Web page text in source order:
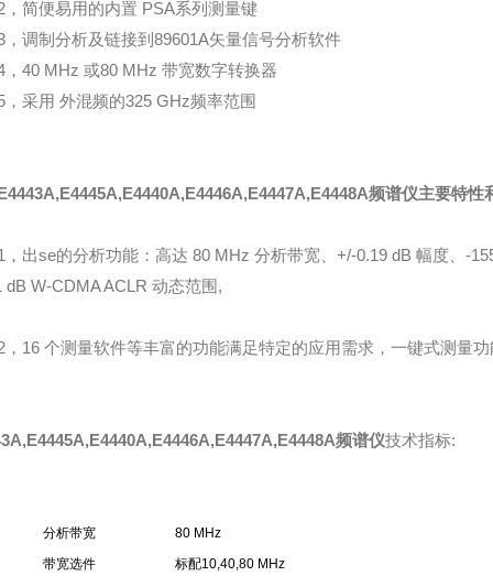
，简便易用的内置 PSA系列测量键
，调制分析及链接到89601A矢量信号分析软件
，40 MHz 或80 MHz 带宽数字转换器
，采用 外混频的325 GHz频率范围
频谱仪主要特性
，出se的分析功能：高达 80 MHz 分析带宽、+/-0.19 dB 幅度、-
dB W-CDMA ACLR 动态范围,
，16 个测量软件等丰富的功能满足特定的应用需求，一键式测量
频谱仪技术指标:
分析带宽
80 MHz
带宽选件
标配10,40,80 MHz